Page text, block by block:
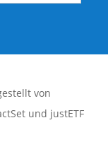
von
und justETF